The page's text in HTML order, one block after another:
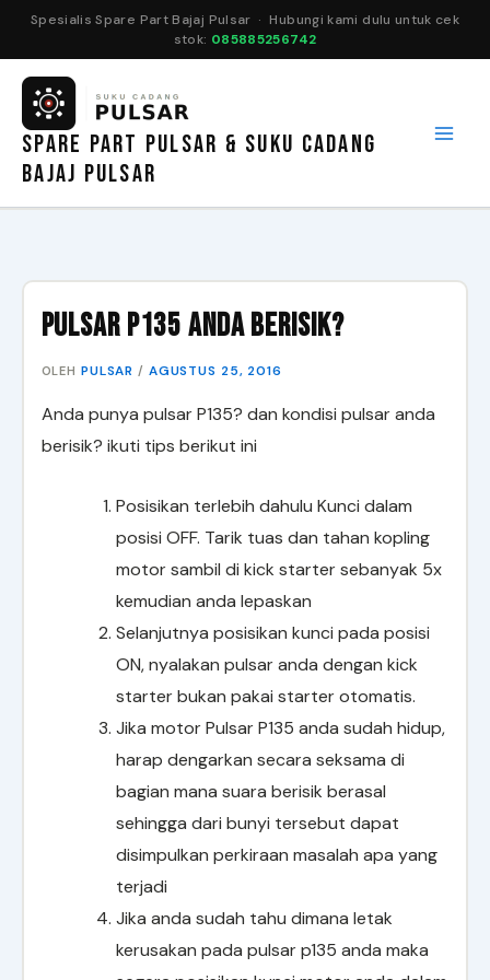
Spesialis Spare Part Bajaj Pulsar · Hubungi kami dulu untuk cek
stok: 085885256742
Lewati
konten
SPARE PART PULSAR & SUKU CADANG
BAJAJ PULSAR
Pulsar P135 anda berisik?
OLEH PULSAR/ AGUSTUS 25, 2016
Anda punya pulsar P135? dan kondisi pulsar anda
berisik? ikuti tips berikut ini
Posisikan terlebih dahulu Kunci dalam
posisi OFF. Tarik tuas dan tahan kopling
motor sambil di kick starter sebanyak 5x
kemudian anda lepaskan
Selanjutnya posisikan kunci pada posisi
ON, nyalakan pulsar anda dengan kick
starter bukan pakai starter otomatis.
Jika motor Pulsar P135 anda sudah hidup,
harap dengarkan secara seksama di
bagian mana suara berisik berasal
sehingga dari bunyi tersebut dapat
disimpulkan perkiraan masalah apa yang
terjadi
Jika anda sudah tahu dimana letak
kerusakan pada pulsar p135 anda maka